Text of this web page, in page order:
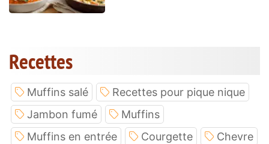
Recettes
Muffins salé
Recettes pour pique nique
Jambon fumé
Muffins
Muffins en entrée
Courgette
Chevre